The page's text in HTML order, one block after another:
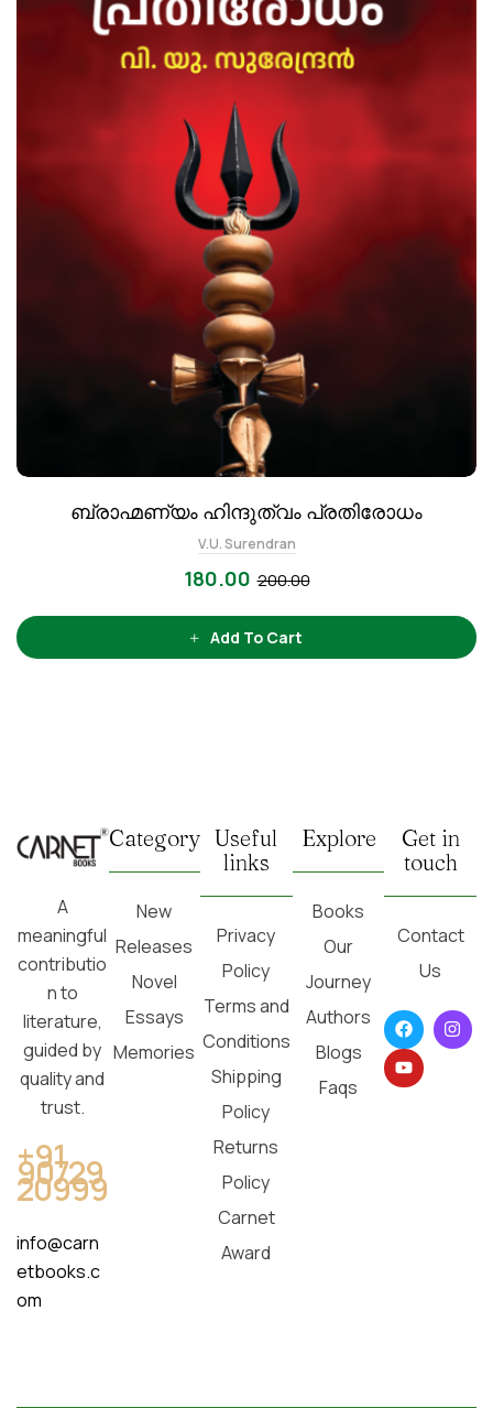
ബ്രാഹ്മണ്യം ഹിന്ദുത്വം പ്രതിരോധം
V.U. Surendran
200.00
180.00
Add To Cart
A
meaningful
contributio
n to
literature,
guided by
quality and
trust.
+91
90729
20999
info@carn
etbooks.c
om
Category
New
Releases
Novel
Essays
Memories
Useful
links
Privacy
Policy
Terms and
Conditions
Shipping
Policy
Returns
Policy
Carnet
Award
Explore
Books
Our
Journey
Authors
Blogs
Faqs
Get in
touch
Contact
Us